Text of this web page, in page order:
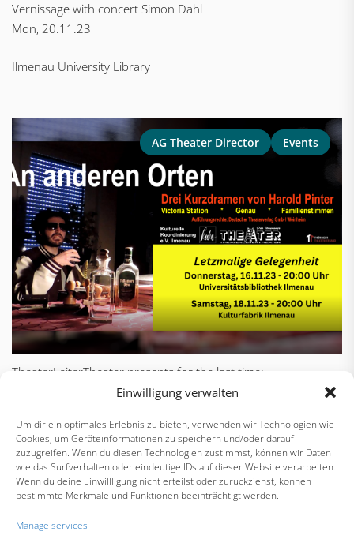
Einwilligung verwalten
Um dir ein optimales Erlebnis zu bieten, verwenden wir Technologien wie
Cookies, um Geräteinformationen zu speichern und/oder darauf
zuzugreifen. Wenn du diesen Technologien zustimmst, können wir Daten
wie das Surfverhalten oder eindeutige IDs auf dieser Website verarbeiten.
Wenn du deine Einwillligung nicht erteilst oder zurückziehst, können
bestimmte Merkmale und Funktionen beeinträchtigt werden.
Manage services
Vernissage with concert Simon Dahl
Mon, 20.11.23
Ilmenau University Library
AG Theater Director Events
TheaterLeiterTheater presents for the last time:
“IN OTHER PLACES” – Three short dramas by Harold Pinter.
Thursday, 16.11.2023
20:00
Ilmenau University Library
20:00